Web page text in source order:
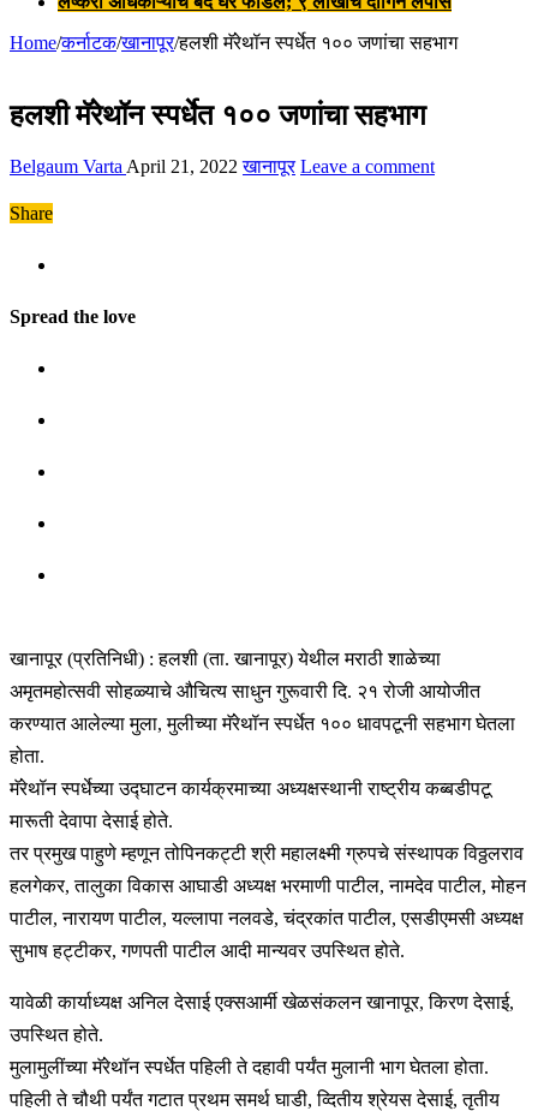
Home/कर्नाटक/खानापूर/हलशी मॅरेथॉन स्पर्धेत १०० जणांचा सहभाग
हलशी मॅरेथॉन स्पर्धेत १०० जणांचा सहभाग
Belgaum Varta April 21, 2022 खानापूर Leave a comment
Share
Spread the love
खानापूर (प्रतिनिधी) : हलशी (ता. खानापूर) येथील मराठी शाळेच्या
अमृतमहोत्सवी सोहळ्याचे औचित्य साधुन गुरूवारी दि. २१ रोजी आयोजीत
करण्यात आलेल्या मुला, मुलीच्या मॅरेथॉन स्पर्धेत १०० धावपटूनी सहभाग घेतला
होता.
मॅरेथॉन स्पर्धेच्या उद्घाटन कार्यक्रमाच्या अध्यक्षस्थानी राष्ट्रीय कब्बडीपटू
मारूती देवापा देसाई होते.
तर प्रमुख पाहुणे म्हणून तोपिनकट्टी श्री महालक्ष्मी ग्रुपचे संस्थापक विठ्ठलराव
हलगेकर, तालुका विकास आघाडी अध्यक्ष भरमाणी पाटील, नामदेव पाटील, मोहन
पाटील, नारायण पाटील, यल्लापा नलवडे, चंद्रकांत पाटील, एसडीएमसी अध्यक्ष
सुभाष हट्टीकर, गणपती पाटील आदी मान्यवर उपस्थित होते.
यावेळी कार्याध्यक्ष अनिल देसाई एक्सआर्मी खेळसंकलन खानापूर, किरण देसाई,
उपस्थित होते.
मुलामुलींच्या मॅरेथॉन स्पर्धेत पहिली ते दहावी पर्यंत मुलानी भाग घेतला होता.
पहिली ते चौथी पर्यंत गटात प्रथम समर्थ घाडी, व्दितीय श्रेयस देसाई, तृतीय